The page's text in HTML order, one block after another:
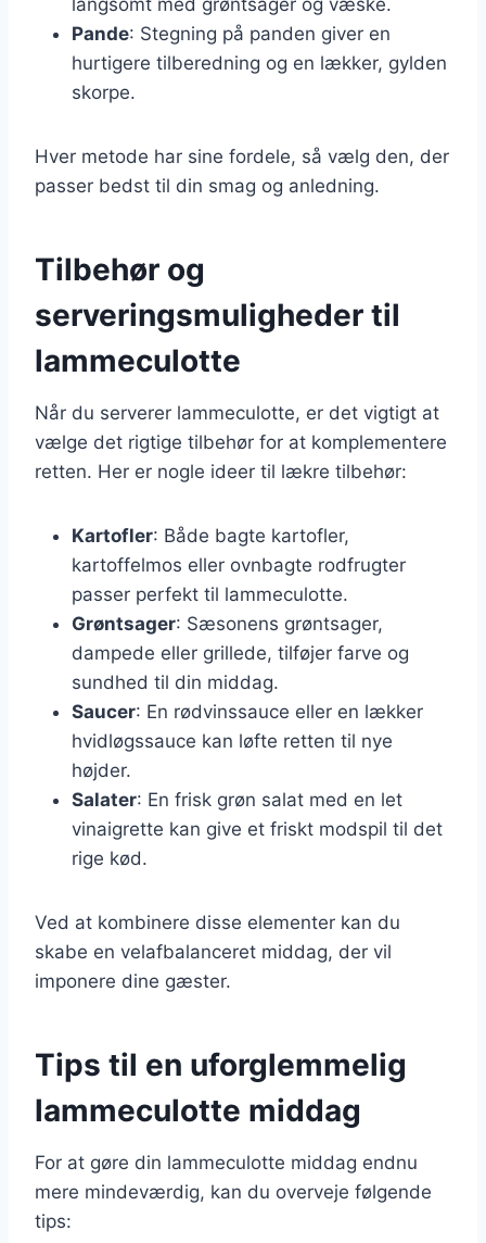
Pande: Stegning på panden giver en
hurtigere tilberedning og en lækker, gylden
skorpe.
Hver metode har sine fordele, så vælg den, der
passer bedst til din smag og anledning.
Tilbehør og
serveringsmuligheder til
lammeculotte
Når du serverer lammeculotte, er det vigtigt at
vælge det rigtige tilbehør for at komplementere
retten. Her er nogle ideer til lækre tilbehør:
Kartofler: Både bagte kartofler,
kartoffelmos eller ovnbagte rodfrugter
passer perfekt til lammeculotte.
Grøntsager: Sæsonens grøntsager,
dampede eller grillede, tilføjer farve og
sundhed til din middag.
Saucer: En rødvinssauce eller en lækker
hvidløgssauce kan løfte retten til nye
højder.
Salater: En frisk grøn salat med en let
vinaigrette kan give et friskt modspil til det
rige kød.
Ved at kombinere disse elementer kan du
skabe en velafbalanceret middag, der vil
imponere dine gæster.
Tips til en uforglemmelig
lammeculotte middag
For at gøre din lammeculotte middag endnu
mere mindeværdig, kan du overveje følgende
tips: